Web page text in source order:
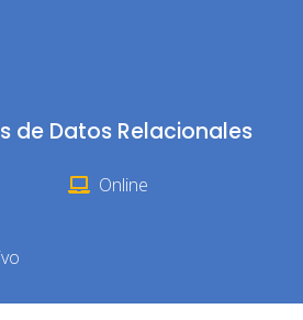
de Datos Relacionales
Online